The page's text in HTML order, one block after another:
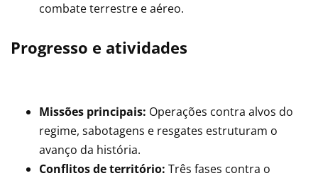
combate terrestre e aéreo.
Progresso e atividades
Missões principais: Operações contra alvos do
regime, sabotagens e resgates estruturam o
avanço da história.
Conflitos de território: Três fases contra o